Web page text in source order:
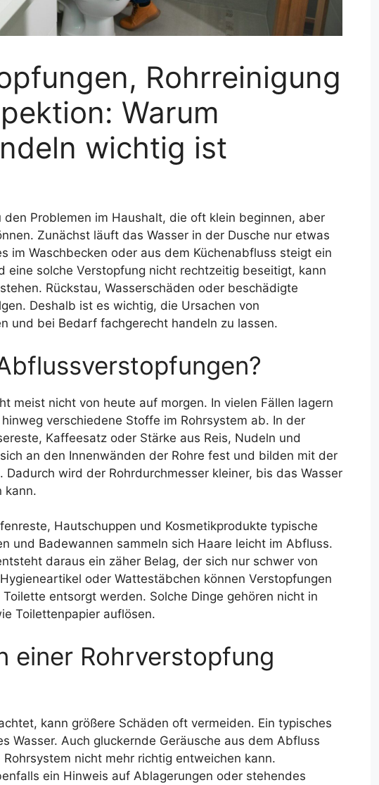
Rohrreinigung
Warum
wichtig ist
Problemen im Haushalt, die oft klein beginnen, aber
Zunächst läuft das Wasser in der Dusche nur etwas
im Waschbecken oder aus dem Küchenabfluss steigt ein
eine solche Verstopfung nicht rechtzeitig beseitigt, kann
Rückstau, Wasserschäden oder beschädigte
Deshalb ist es wichtig, die Ursachen von
und bei Bedarf fachgerecht handeln zu lassen.
meist nicht von heute auf morgen. In vielen Fällen lagern
verschiedene Stoffe im Rohrsystem ab. In der
Kaffeesatz oder Stärke aus Reis, Nudeln und
an den Innenwänden der Rohre fest und bilden mit der
Dadurch wird der Rohrdurchmesser kleiner, bis das Wasser
kann.
Hautschuppen und Kosmetikprodukte typische
und Badewannen sammeln sich Haare leicht im Abfluss.
daraus ein zäher Belag, der sich nur schwer von
oder Wattestäbchen können Verstopfungen
entsorgt werden. Solche Dinge gehören nicht in
Toilettenpapier auflösen.
einer Rohrverstopfung
kann größere Schäden oft vermeiden. Ein typisches
Wasser. Auch gluckernde Geräusche aus dem Abfluss
nicht mehr richtig entweichen kann.
ein Hinweis auf Ablagerungen oder stehendes